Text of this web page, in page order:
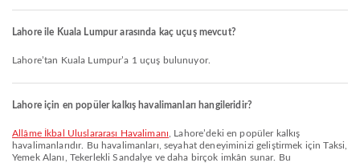
Lahore ile Kuala Lumpur arasında kaç uçuş mevcut?
Lahore’tan Kuala Lumpur’a 1 uçuş bulunuyor.
Lahore için en popüler kalkış havalimanları hangileridir?
Allâme İkbal Uluslararası Havalimanı , Lahore’deki en popüler kalkış
havalimanlarıdır. Bu havalimanları, seyahat deneyiminizi geliştirmek için Taksi,
Yemek Alanı, Tekerlekli Sandalye ve daha birçok imkân sunar. Bu